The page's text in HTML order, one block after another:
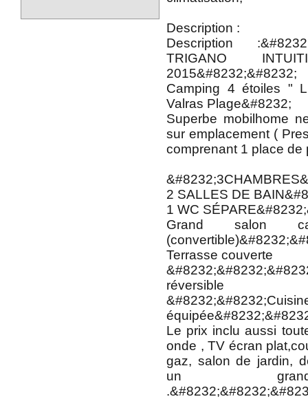
Description :
Description
TRIGANO
2015&#8232;&#8232;
Camping 4 étoiles "
Valras Plage&#8232;
Superbe mobilhome
sur emplacement (
comprenant 1 place de
2 SALLES DE
1 WC
Grand salon
Terrasse couverte
réversible
Le prix inclu aussi
onde , TV écran
gaz, salon de jardin,
un